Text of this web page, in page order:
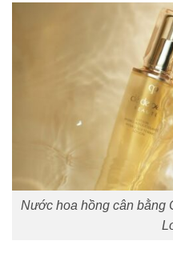
Nước hoa hồng cân bằng